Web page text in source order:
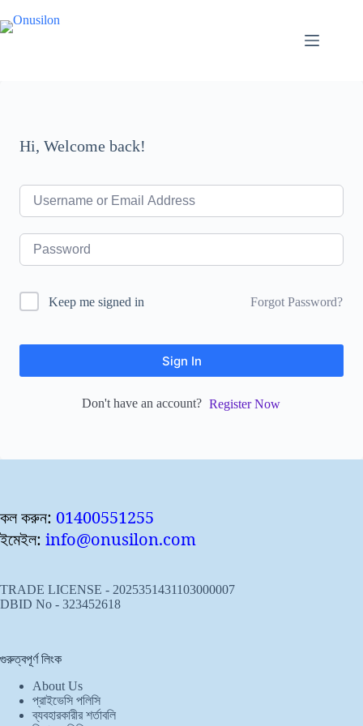
to
content
Hi, Welcome back!
Keep me signed in Forgot Password?
Sign In
Don't have an account? Register Now
কল করুন: 01400551255
ইমেইল: info@onusilon.com
TRADE LICENSE - 2025351431103000007
DBID No - 323452618
গুরুত্বপূর্ণ লিংক
About Us
প্রাইভেসি পলিসি
ব্যবহারকারীর শর্তাবলি